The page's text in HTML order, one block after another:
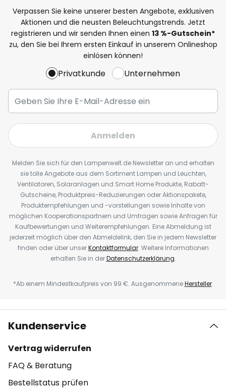
Verpassen Sie keine unserer besten Angebote, exklusiven
Aktionen und die neusten Beleuchtungstrends. Jetzt
registrieren und wir senden Ihnen einen 13 %-Gutschein*
zu, den Sie bei Ihrem ersten Einkauf in unserem Onlineshop
einlösen können!
Privatkunde Unternehmen
Anmelden
Melden Sie sich für den Lampenwelt.de Newsletter an und erhalten
sie tolle Angebote aus dem Sortiment Lampen und Leuchten,
Ventilatoren, Solaranlagen und Smart Home Produkte, Rabatt-
Gutscheine, Produktpreis-Reduzierungen oder Aktionspakete,
Produktempfehlungen und -vorstellungen sowie Inhalte von
möglichen Kooperationspartnern und Umfragen sowie Anfragen für
Kaufbewertungen und Weiterempfehlungen. Eine Abmeldung ist
jederzeit möglich über den Abmeldelink, den Sie in jedem Newsletter
finden oder über unserKontaktformular. Weitere Informationen
erhalten Sie in derDatenschutzerklärung.
*Ab einem Mindestkaufpreis von 99 €. AusgenommeneHersteller.
Kundenservice
Vertrag widerrufen
FAQ & Beratung
Bestellstatus prüfen